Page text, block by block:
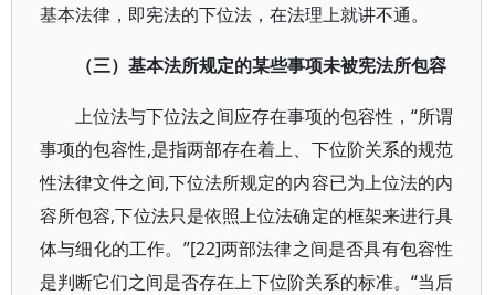
基本法律，即宪法的下位法，在法理上就讲不通。
（三）基本法所规定的某些事项未被宪法所包容
上位法与下位法之间应存在事项的包容性，“所谓
事项的包容性,是指两部存在着上、下位阶关系的规范
性法律文件之间,下位法所规定的内容已为上位法的内
容所包容,下位法只是依照上位法确定的框架来进行具
体与细化的工作。”[22]两部法律之间是否具有包容性
是判断它们之间是否存在上下位阶关系的标准。“当后